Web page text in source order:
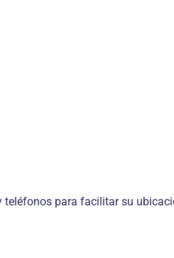
teléfonos para facilitar su